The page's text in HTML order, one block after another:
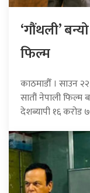
‘गौंथली’
फिल्म
काठमाडौँ । साउन
सातौं नेपाली फिल्म
देशब्यापी १६ करोड